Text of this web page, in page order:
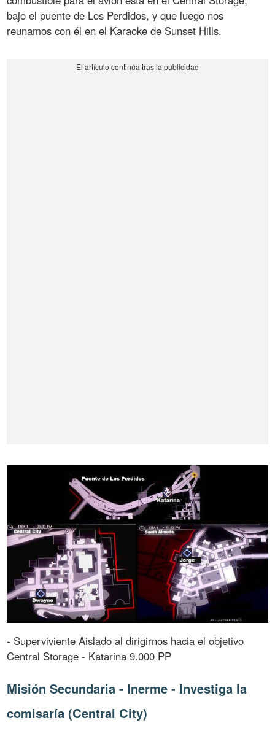
bajo el puente de Los Perdidos, y que luego nos
reunamos con él en el Karaoke de Sunset Hills.
- Superviviente Aislado al dirigirnos hacia el objetivo
Central Storage - Katarina 9.000 PP
Misión Secundaria - Inerme - Investiga la
comisaría (Central City)